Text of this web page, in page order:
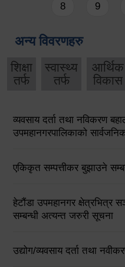
8
9
अन्य विवरणहरु
शिक्षा
तर्फ
स्वास्थ्य
तर्फ
आर्थिक
विकास
व्यवसाय दर्ता तथा नविकरण
उपमहानगरपालिकाको
एकिकृत सम्पत्तीकर बुझाउने
हेटौंडा उपमहानगर क्षेत्रभित्र
सम्बन्धी अत्यन्त जरुरी सूचना
उद्योग/व्यवसाय दर्ता तथा